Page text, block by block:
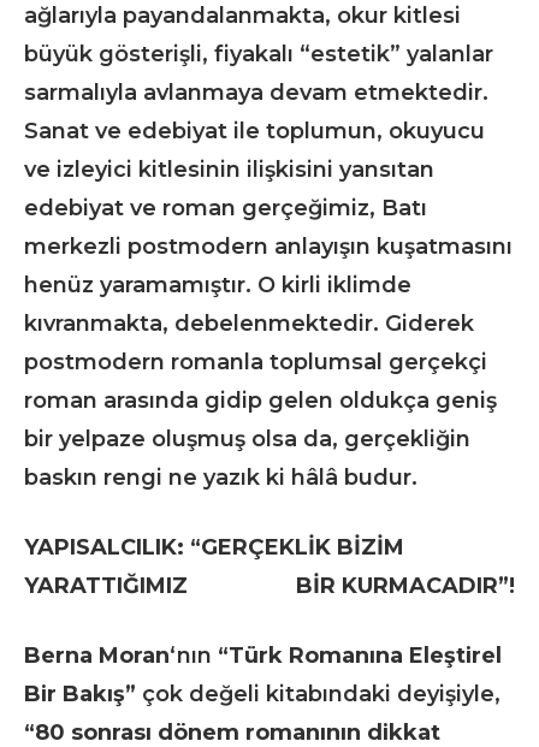
ağlarıyla payandalanmakta, okur kitlesi
büyük gösterişli, fiyakalı “estetik” yalanlar
sarmalıyla avlanmaya devam etmektedir.
Sanat ve edebiyat ile toplumun, okuyucu
ve izleyici kitlesinin ilişkisini yansıtan
edebiyat ve roman gerçeğimiz, Batı
merkezli postmodern anlayışın kuşatmasını
henüz yaramamıştır. O kirli iklimde
kıvranmakta, debelenmektedir. Giderek
postmodern romanla toplumsal gerçekçi
roman arasında gidip gelen oldukça geniş
bir yelpaze oluşmuş olsa da, gerçekliğin
baskın rengi ne yazık ki hâlâ budur.
YAPISALCILIK: “GERÇEKLİK BİZİM
YARATTIĞIMIZ BİR KURMACADIR”!
Berna Moran‘nın “Türk Romanına Eleştirel
Bir Bakış” çok değeli kitabındaki deyişiyle,
“80 sonrası dönem romanının dikkat